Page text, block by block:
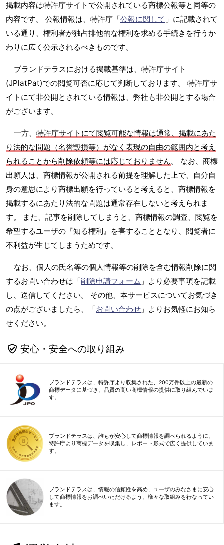
掲載内容は特許庁サイトで公開されている商標公報等と同等の
内容です。 公報情報は、特許庁「公報に関して 」に記載されて
いる通り、権利者が独占排他的な権利を求める手続きを行うか
わりに広く公示されるべきものです。
ブランドテラスにおける掲載基準は、特許庁サイト
(JPlatPat)での閲覧可否に応じて判断しております。 特許庁サ
イトにて非公開とされている情報は、弊社も非公開とする場合
がございます。
一方、 特許庁サイトにて閲覧可能な情報は通常、掲載にあた
り法的な問題（名誉毀損等）がなく表現の自由の範囲内と考え
られることから削除依頼等には応じておりません。 なお、商標
出願人は、商標情報が公開される前提を理解した上で、自分自
身の意思により商標出願を行っていると考えると、商標情報を
掲載するにあたり法的な問題は通常存在しないと考えられま
す。 また、記事を削除してしまうと、商標情報の調査、閲覧を
希望するユーザの『知る権利』を害することとなり、閲覧者に
不利益が生じてしまうためです。
なお、個人の氏名等の個人情報等の削除を含む情報削除に関
するお問い合わせは「削除申請フォーム 」より必要事項を記載
し、送信してください。 その他、本サービスについてお気づき
の点がございましたら、「お問い合わせ 」よりお気軽にお知ら
せください。
安心・安全への取り組み
ブランドテラスは、特許庁より収集された、200万件以上の最新の
商標データに基づき、品質の高い商標情報の提供に取り組んでいま
す。
ブランドテラスは、誰もが安心して商標情報を調べられるように、
特許庁より商標データを収集し、レポート形式で広く提供していま
す。
ブランドテラスは、情報の信頼性を高め、ユーザのみなさまに安心
して商標情報をお調べいただけるよう、様々な取組みを行なってい
ます。